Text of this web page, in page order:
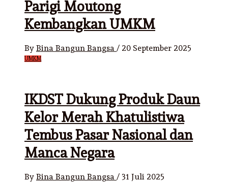
Parigi Moutong
Kembangkan UMKM
By Bina Bangun Bangsa / 20 September 2025
UMKM
IKDST Dukung Produk Daun
Kelor Merah Khatulistiwa
Tembus Pasar Nasional dan
Manca Negara
By Bina Bangun Bangsa / 31 Juli 2025